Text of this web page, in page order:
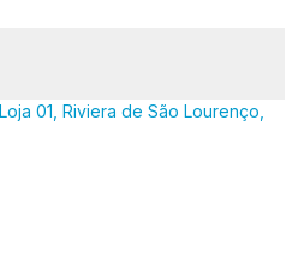
01, Riviera de São Lourenço,